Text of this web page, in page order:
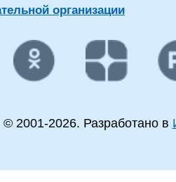
организации
© 2001-2026. Разработано в